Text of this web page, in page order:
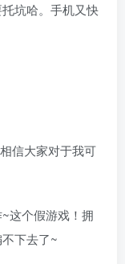
坑哈。手机又快
信大家对于我可
这个假游戏！拥
下去了~